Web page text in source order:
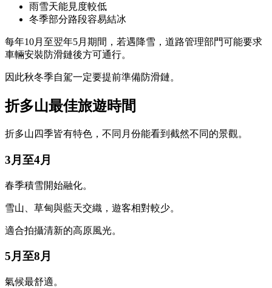
雨雪天能見度較低
冬季部分路段容易結冰
每年10月至翌年5月期間，若遇降雪，道路管理部門可能要求
車輛安裝防滑鏈後方可通行。
因此秋冬季自駕一定要提前準備防滑鏈。
折多山最佳旅遊時間
折多山四季皆有特色，不同月份能看到截然不同的景觀。
3月至4月
春季積雪開始融化。
雪山、草甸與藍天交織，遊客相對較少。
適合拍攝清新的高原風光。
5月至8月
氣候最舒適。